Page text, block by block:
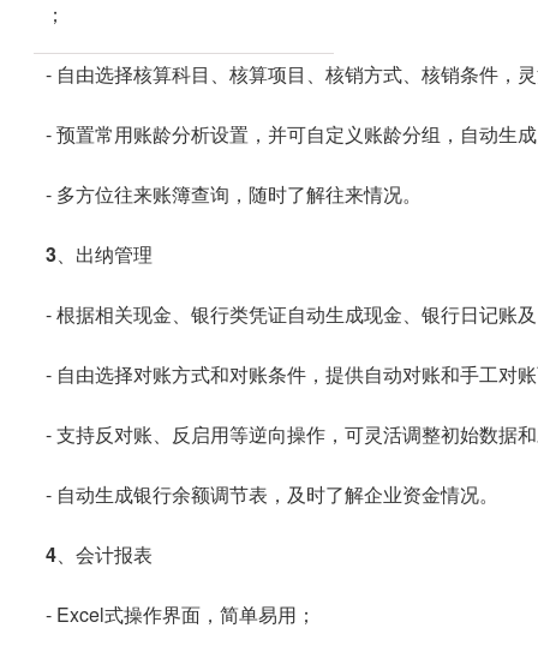
；
- 自由选择核算科目、核算项目、核销方式、核销条件，
- 预置常用账龄分析设置，并可自定义账龄分组，自动生
- 多方位往来账簿查询，随时了解往来情况。
3、出纳管理
- 根据相关现金、银行类凭证自动生成现金、银行日记账
- 自由选择对账方式和对账条件，提供自动对账和手工对
- 支持反对账、反启用等逆向操作，可灵活调整初始数据
- 自动生成银行余额调节表，及时了解企业资金情况。
4、会计报表
- Excel式操作界面，简单易用；